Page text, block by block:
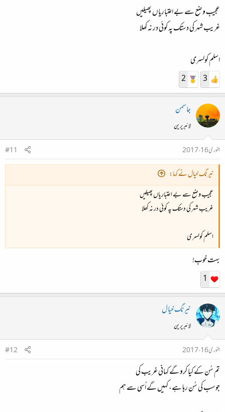
عجیب وضع سے بے اعتباریاں پھیلیں
غریب شہر کی دستک پہ کوئی در نہ کھلا
اسلم کولسری
3
2
جاسمن
لائبریرین
جنوری 16، 2017
#11
نیرنگ خیال نے کہا:
عجیب وضع سے بے اعتباریاں پھیلیں
غریب شہر کی دستک پہ کوئی در نہ کھلا
اسلم کولسری
بہت خوب!
1
نیرنگ خیال
لائبریرین
جنوری 16، 2017
#12
تم سُن کے کیا کرو گے کہانی غریب کی
جوسب کی سُن رہا ہے، کہیں گے اُسی سے ہم